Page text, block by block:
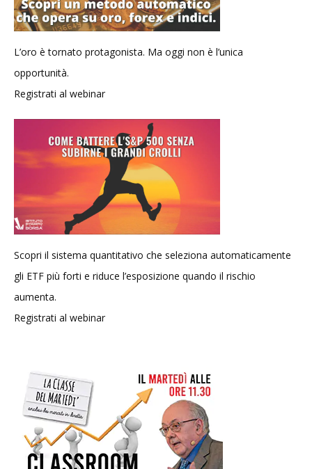
L’oro è tornato protagonista. Ma oggi non è l’unica
opportunità.
Registrati al webinar
Scopri il sistema quantitativo che seleziona automaticamente
gli ETF più forti e riduce l’esposizione quando il rischio
aumenta.
Registrati al webinar